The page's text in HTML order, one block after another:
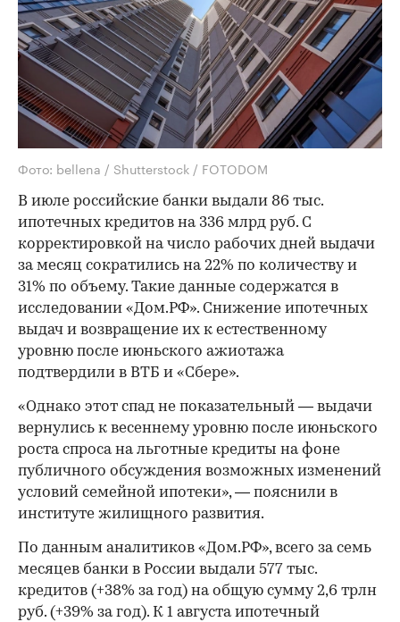
Фото: bellena / Shutterstock / FOTODOM
В июле российские банки выдали 86 тыс.
ипотечных кредитов на 336 млрд руб. С
корректировкой на число рабочих дней выдачи
за месяц сократились на 22% по количеству и
31% по объему. Такие данные содержатся в
исследовании «Дом.РФ». Снижение ипотечных
выдач и возвращение их к естественному
уровню после июньского ажиотажа
подтвердили в ВТБ и «Сбере».
«Однако этот спад не показательный — выдачи
вернулись к весеннему уровню после июньского
роста спроса на льготные кредиты на фоне
публичного обсуждения возможных изменений
условий семейной ипотеки», — пояснили в
институте жилищного развития.
По данным аналитиков «Дом.РФ», всего за семь
месяцев банки в России выдали 577 тыс.
кредитов (+38% за год) на общую сумму 2,6 трлн
руб. (+39% за год). К 1 августа ипотечный